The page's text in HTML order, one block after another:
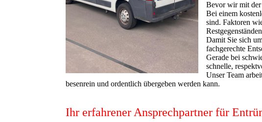
Bevor wir mit der
Bei einem
sind. Faktoren
Damit Sie sich
fachgerechte
Gerade bei
schnelle,
Unser Team
besenrein und ordentlich übergeben werden kann.
Ihr erfahrener Ansprechpartner für